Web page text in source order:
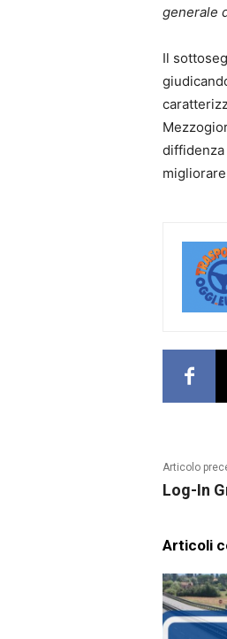
generale
Il
Articolo
Log-In
Articoli